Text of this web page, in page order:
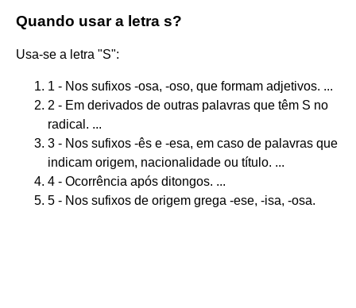
Quando usar a letra s?
Usa-se a letra "S":
1 - Nos sufixos -osa, -oso, que formam adjetivos. ...
2 - Em derivados de outras palavras que têm S no
radical. ...
3 - Nos sufixos -ês e -esa, em caso de palavras que
indicam origem, nacionalidade ou título. ...
4 - Ocorrência após ditongos. ...
5 - Nos sufixos de origem grega -ese, -isa, -osa.